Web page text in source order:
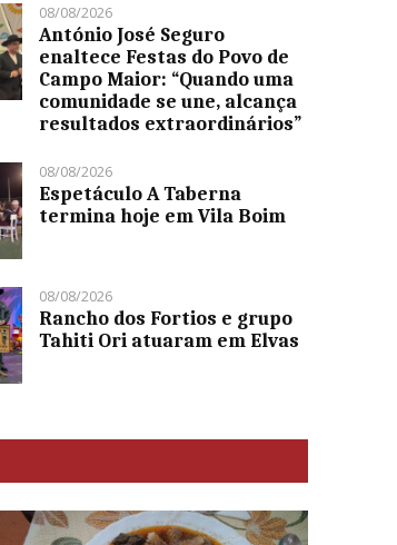
08/08/2026
António José Seguro
enaltece Festas do Povo de
Campo Maior: “Quando uma
comunidade se une, alcança
resultados extraordinários”
08/08/2026
Espetáculo A Taberna
termina hoje em Vila Boim
08/08/2026
Rancho dos Fortios e grupo
Tahiti Ori atuaram em Elvas